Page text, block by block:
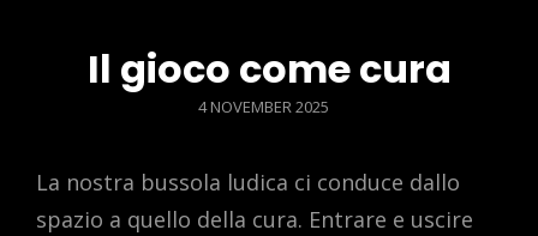
Il gioco come cura
POSTED
4 NOVEMBER 2025
La nostra bussola ludica ci conduce dallo
spazio a quello della cura. Entrare e uscire